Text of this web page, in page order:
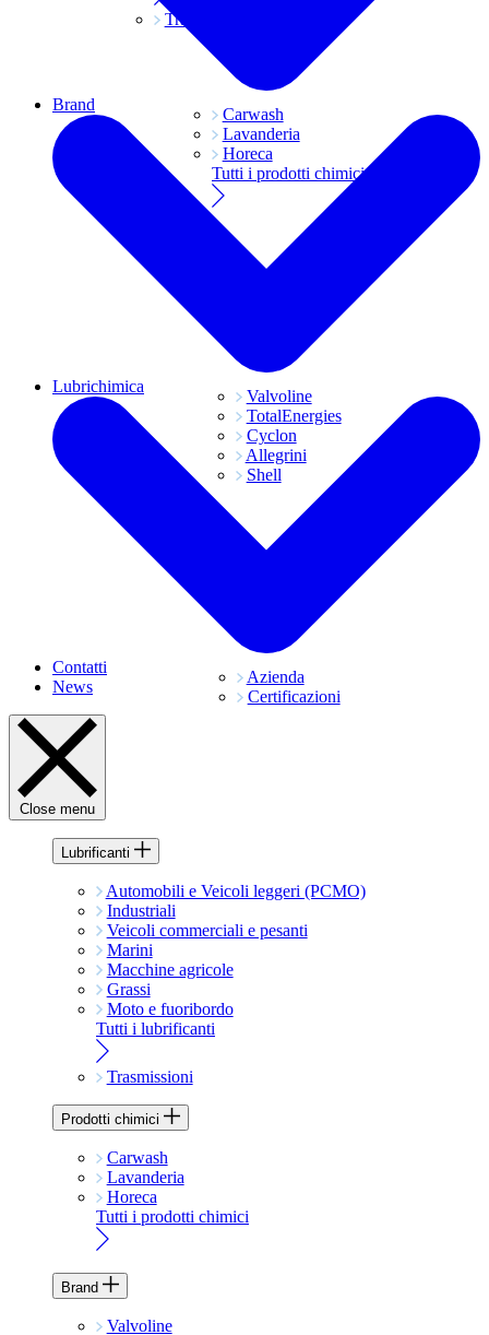
Trasmissioni
Carwash
Lavanderia
Horeca
Tutti i prodotti chimici
Brand
Valvoline
TotalEnergies
Cyclon
Allegrini
Shell
Lubrichimica
Azienda
Certificazioni
Contatti
News
Close menu
Lubrificanti
Automobili e Veicoli leggeri (PCMO)
Industriali
Veicoli commerciali e pesanti
Marini
Macchine agricole
Grassi
Moto e fuoribordo
Tutti i lubrificanti
Trasmissioni
Prodotti chimici
Carwash
Lavanderia
Horeca
Tutti i prodotti chimici
Brand
Valvoline